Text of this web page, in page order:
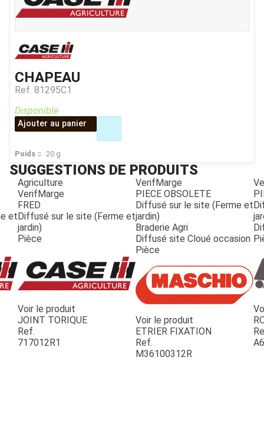
JOUET
ESPACES VERTS
CHAPEAU
Ref. 81295C1
Poids 20 g
Disponible
Ajouter au panier
SUGGESTIONS DE PRODUITS
et
Agriculture
VerifMarge
FRED
Diffusé sur le site (Ferme et
jardin)
Pièce
Voir le produit
JOINT TORIQUE
Ref.
717012R1
VerifMarge
PIECE OBSOLETE
Diffusé sur le site (Ferme et
jardin)
Braderie Agri
Diffusé site Cloué occasion
Pièce
Voir le produit
ETRIER FIXATION
Ref.
M36100312R